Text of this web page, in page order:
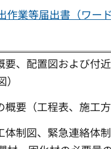
作業等届出書（ワード
要、配置図および付
要（工程表、施工
体制図、緊急連絡体